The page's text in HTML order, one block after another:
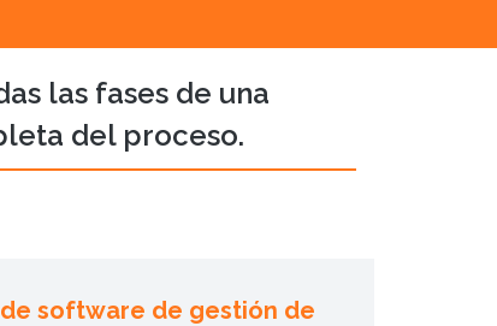
las fases de una
del proceso.
software de gestión de